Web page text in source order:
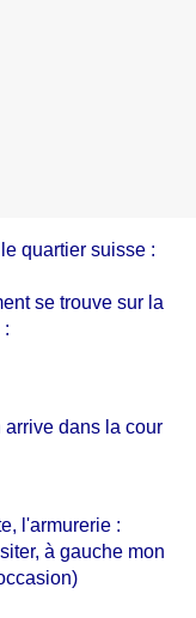
quartier suisse :
se trouve sur la
:
arrive dans la cour
l'armurerie :
à gauche mon